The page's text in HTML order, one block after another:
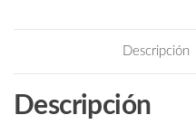
con
paneles
o
itt
ail
Descripción
Descripción